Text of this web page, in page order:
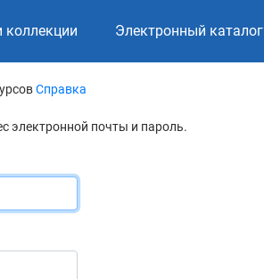
коллекции Электронный каталог
Справка
электронной почты и пароль.